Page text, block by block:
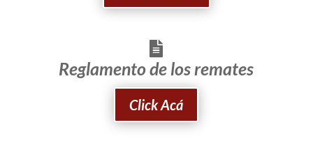
Reglamento de los remates
Click Acá